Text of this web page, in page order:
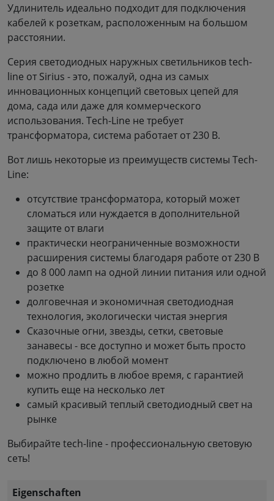
Удлинитель идеально подходит для подключения
кабелей к розеткам, расположенным на большом
расстоянии.
Серия светодиодных наружных светильников tech-
line от Sirius - это, пожалуй, одна из самых
инновационных концепций световых цепей для
дома, сада или даже для коммерческого
использования. Tech-Line не требует
трансформатора, система работает от 230 В.
Вот лишь некоторые из преимуществ системы Tech-
Line:
отсутствие трансформатора, который может
сломаться или нуждается в дополнительной
защите от влаги
практически неограниченные возможности
расширения системы благодаря работе от 230 В
до 8 000 ламп на одной линии питания или одной
розетке
долговечная и экономичная светодиодная
технология, экологически чистая энергия
Сказочные огни, звезды, сетки, световые
занавесы - все доступно и может быть просто
подключено в любой момент
можно продлить в любое время, с гарантией
купить еще на несколько лет
самый красивый теплый светодиодный свет на
рынке
Выбирайте tech-line - профессиональную световую
сеть!
Eigenschaften